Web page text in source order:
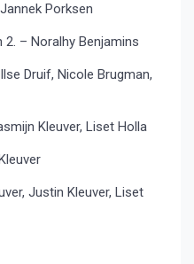
Porksen
2. – Noralhy Benjamins
Druif, Nicole Brugman,
Kleuver, Liset Holla
Justin Kleuver, Liset